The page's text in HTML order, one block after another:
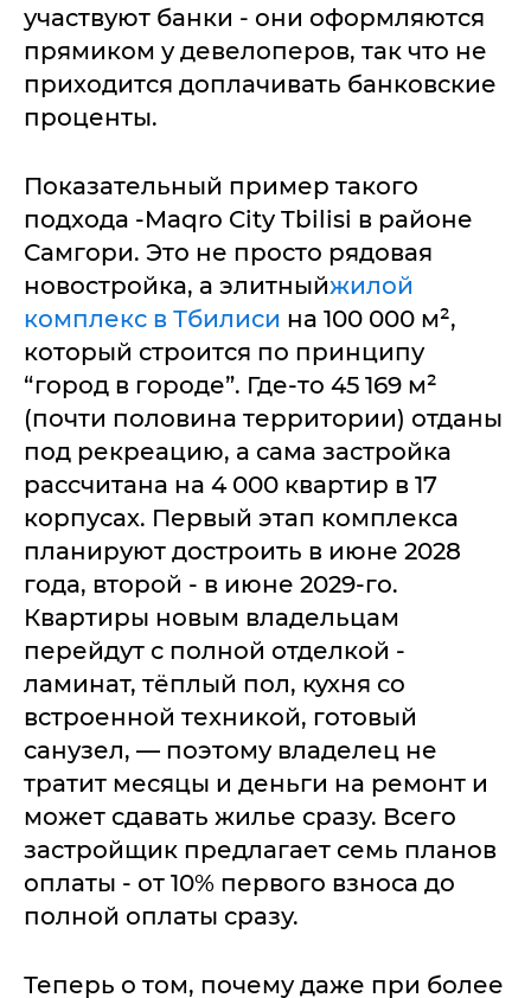
участвуют банки - они оформляются
прямиком у девелоперов, так что не
приходится доплачивать банковские
проценты.
Показательный пример такого
подхода -Maqro City Tbilisi в районе
Самгори. Это не просто рядовая
новостройка, а элитныйжилой
комплекс в Тбилиси на 100 000 м²,
который строится по принципу
“город в городе”. Где-то 45 169 м²
(почти половина территории) отданы
под рекреацию, а сама застройка
рассчитана на 4 000 квартир в 17
корпусах. Первый этап комплекса
планируют достроить в июне 2028
года, второй - в июне 2029-го.
Квартиры новым владельцам
перейдут с полной отделкой -
ламинат, тёплый пол, кухня со
встроенной техникой, готовый
санузел, — поэтому владелец не
тратит месяцы и деньги на ремонт и
может сдавать жилье сразу. Всего
застройщик предлагает семь планов
оплаты - от 10% первого взноса до
полной оплаты сразу.
Теперь о том, почему даже при более